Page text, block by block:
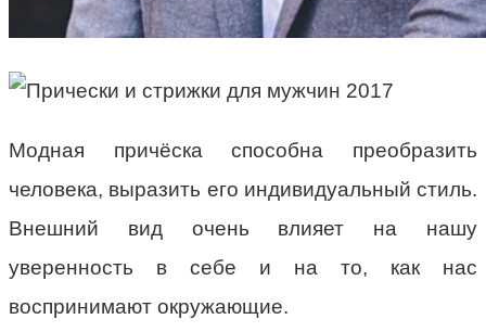
Модная причёска способна преобразить
человека, выразить его индивидуальный стиль.
Внешний вид очень влияет на нашу
уверенность в себе и на то, как нас
воспринимают окружающие.